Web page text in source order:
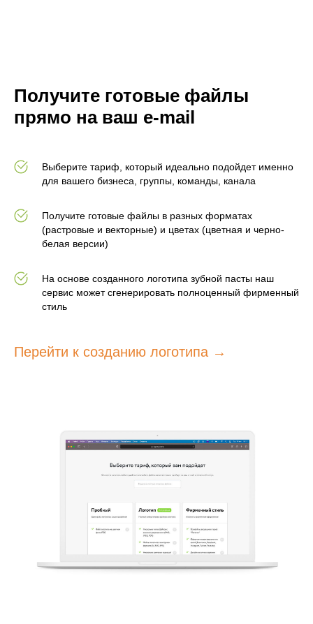
Получите готовые файлы
прямо на ваш e-mail
Выберите тариф, который идеально подойдет именно
для вашего бизнеса, группы, команды, канала
Получите готовые файлы в разных форматах
(растровые и векторные) и цветах (цветная и черно-
белая версии)
На основе созданного логотипа зубной пасты наш
сервис может сгенерировать полноценный фирменный
стиль
Перейти к созданию логотипа